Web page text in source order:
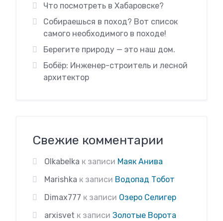
Что посмотреть в Хабаровске?
Собираешься в поход? Вот список
самого необходимого в походе!
Берегите природу — это наш дом.
Бобёр: Инженер-строитель и лесной
архитектор
Свежие комментарии
Olkabelka к записи Маяк Анива
Marishka к записи Водопад Тобот
Dimax777 к записи Озеро Селигер
arxisvet к записи Золотые Ворота